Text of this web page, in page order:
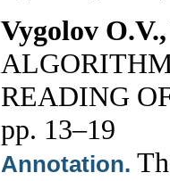
Vygolov
READING
pp. 13–19
Annotation.